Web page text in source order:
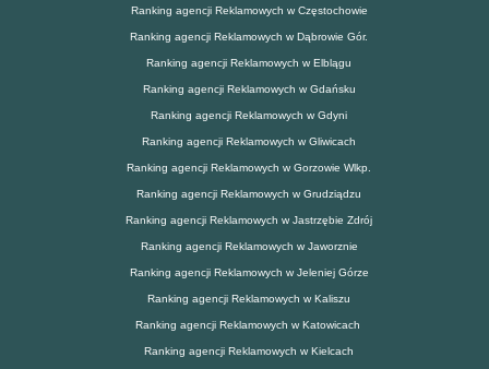
Ranking agencji Reklamowych w Częstochowie
Ranking agencji Reklamowych w Dąbrowie Gór.
Ranking agencji Reklamowych w Elblągu
Ranking agencji Reklamowych w Gdańsku
Ranking agencji Reklamowych w Gdyni
Ranking agencji Reklamowych w Gliwicach
Ranking agencji Reklamowych w Gorzowie Wlkp.
Ranking agencji Reklamowych w Grudziądzu
Ranking agencji Reklamowych w Jastrzębie Zdrój
Ranking agencji Reklamowych w Jaworznie
Ranking agencji Reklamowych w Jeleniej Górze
Ranking agencji Reklamowych w Kaliszu
Ranking agencji Reklamowych w Katowicach
Ranking agencji Reklamowych w Kielcach